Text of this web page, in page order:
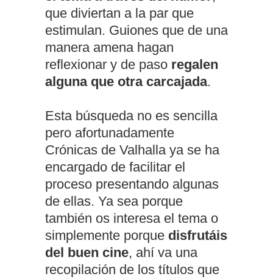
que diviertan a la par que
estimulan. Guiones que de una
manera amena hagan
reflexionar y de paso regalen
alguna que otra carcajada.
Esta búsqueda no es sencilla
pero afortunadamente
Crónicas de Valhalla ya se ha
encargado de facilitar el
proceso presentando algunas
de ellas. Ya sea porque
también os interesa el tema o
simplemente porque disfrutáis
del buen cine, ahí va una
recopilación de los títulos que